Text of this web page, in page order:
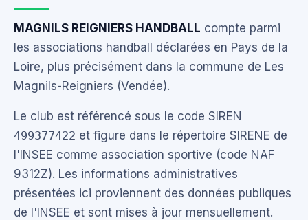
MAGNILS REIGNIERS HANDBALL compte parmi
les associations handball déclarées en Pays de la
Loire, plus précisément dans la commune de Les
Magnils-Reigniers (Vendée).
Le club est référencé sous le code SIREN
499377422 et figure dans le répertoire SIRENE de
l'INSEE comme association sportive (code NAF
9312Z). Les informations administratives
présentées ici proviennent des données publiques
de l'INSEE et sont mises à jour mensuellement.